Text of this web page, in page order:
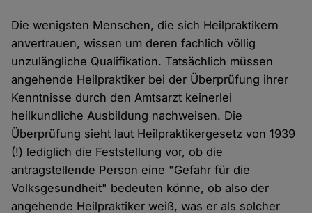
Die wenigsten Menschen, die sich Heilpraktikern
anvertrauen, wissen um deren fachlich völlig
unzulängliche Qualifikation. Tatsächlich müssen
angehende Heilpraktiker bei der Überprüfung ihrer
Kenntnisse durch den Amtsarzt keinerlei
heilkundliche Ausbildung nachweisen. Die
Überprüfung sieht laut Heilpraktikergesetz von 1939
(!) lediglich die Feststellung vor, ob die
antragstellende Person eine "Gefahr für die
Volksgesundheit" bedeuten könne, ob also der
angehende Heilpraktiker weiß, was er als solcher